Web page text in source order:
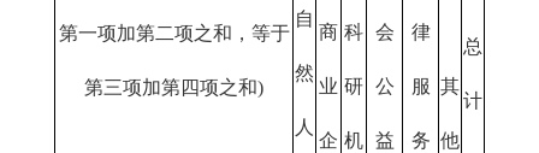
第一项加第二项之和，等于
第三项加第四项之和)
自
然
人
总
计
商
业
企
科
研
机
会
公
益
律
服
务
其
他